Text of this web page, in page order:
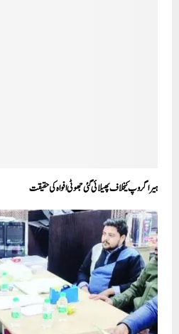
ہیرا گروپ کیخلاف پھیلائی گئی جھوٹی افواہ کی حقیقت